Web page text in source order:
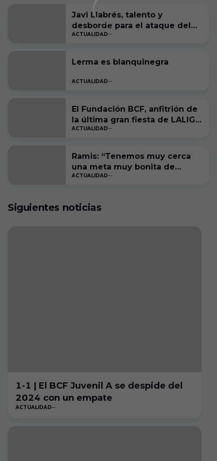
Javi Llabrés, talento y
desborde para el ataque del
Burgos CF
ACTUALIDAD
Lerma es blanquinegra
ACTUALIDAD
El Fundación BCF, anfitrión de
la última gran fiesta de LALIGA
Genuine Moeve
ACTUALIDAD
Ramis: “Tenemos muy cerca
una meta muy bonita de
cumplir”
ACTUALIDAD
Siguientes noticias
1-1 | El BCF Juvenil A se despide del
2024 con un empate
ACTUALIDAD